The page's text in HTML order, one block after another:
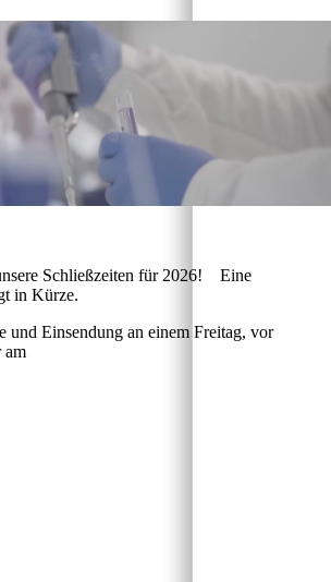
Schließzeiten für 2026! Eine
in Kürze.
und Einsendung an einem Freitag, vor
am